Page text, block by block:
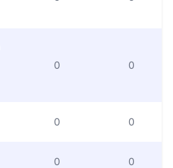
0 0
0 0
0 0